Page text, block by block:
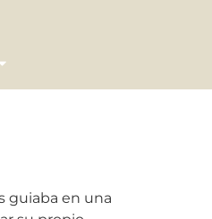
guiaba en una